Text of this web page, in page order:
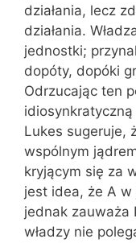
działania, lecz
działania.
jednostki;
dopóty, dopóki
Odrzucając ten
idiosynkratyczną
Lukes sugeruje,
wspólnym
kryjącym się za
jest idea, że A w
jednak zauważa
władzy nie